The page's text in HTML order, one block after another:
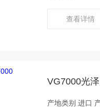
查看详情
VG7000光